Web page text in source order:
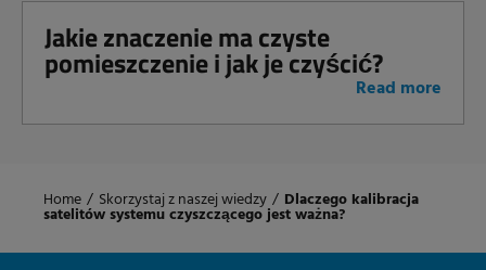
Jakie znaczenie ma czyste
pomieszczenie i jak je czyścić?
Read more
Home / Skorzystaj z naszej wiedzy / Dlaczego kalibracja
satelitów systemu czyszczącego jest ważna?